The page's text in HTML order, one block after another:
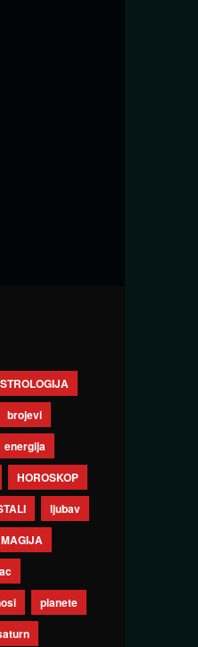
brojevi
energija
HOROSKOP
ljubav
MAGIJA
planete